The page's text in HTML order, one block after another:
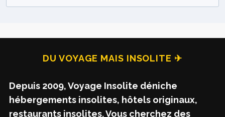
DU VOYAGE MAIS INSOLITE ✈
Depuis 2009, Voyage Insolite déniche
hébergements insolites, hôtels originaux,
restaurants insolites. Vous cherchez des